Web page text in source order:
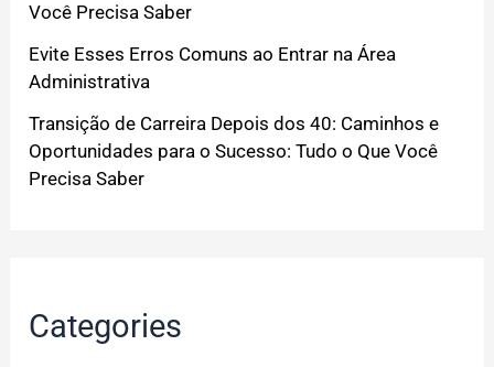
Você Precisa Saber
Evite Esses Erros Comuns ao Entrar na Área
Administrativa
Transição de Carreira Depois dos 40: Caminhos e
Oportunidades para o Sucesso: Tudo o Que Você
Precisa Saber
Categories